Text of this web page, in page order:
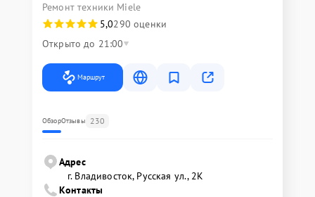
Ремонт техники Miele
5,0290 оценки
Открыто до 21:00
Маршрут
ОбзорОтзывы 230
Адрес
г. Владивосток, Русская ул., 2К
Контакты